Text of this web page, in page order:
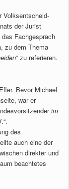
Volksentscheid-
der Jurist
Fachgespräch
zu dem Thema
“ zu referieren.
Bevor Michael
war er
im
des
auch eine der
direkter und
beachtetes